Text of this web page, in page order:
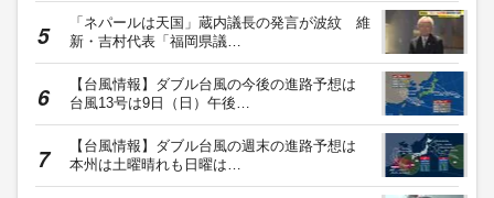
「ネパールは天国」蔵内議長の発言が波紋 維
新・吉村代表「福岡県議…
【台風情報】ダブル台風の今後の進路予想は
台風13号は9日（日）午後…
【台風情報】ダブル台風の週末の進路予想は
本州は土曜晴れも日曜は…